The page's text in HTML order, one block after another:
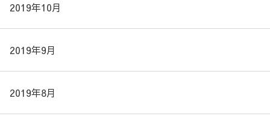
2019年10月
2019年9月
2019年8月